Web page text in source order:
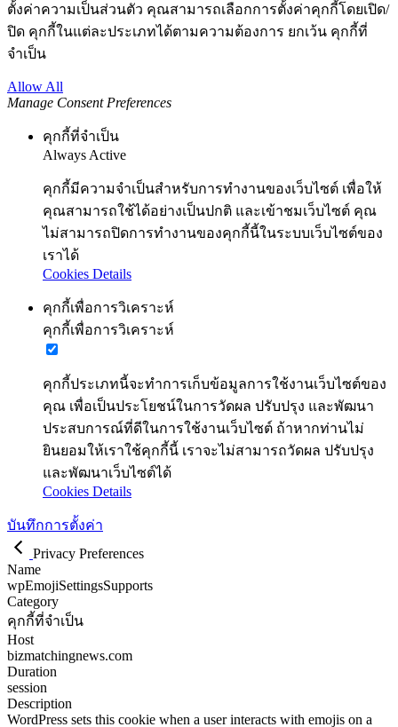
ตั้งค่าความเป็นส่วนตัว คุณสามารถเลือกการตั้งค่าคุกกี้โดยเปิด/
ปิด คุกกี้ในแต่ละประเภทได้ตามความต้องการ ยกเว้น คุกกี้ที่
จำเป็น
Allow All
Manage Consent Preferences
คุกกี้ที่จำเป็น
Always Active
คุกกี้มีความจำเป็นสำหรับการทำงานของเว็บไซต์ เพื่อให้
คุณสามารถใช้ได้อย่างเป็นปกติ และเข้าชมเว็บไซต์ คุณ
ไม่สามารถปิดการทำงานของคุกกี้นี้ในระบบเว็บไซต์ของ
เราได้
Cookies Details
คุกกี้เพื่อการวิเคราะห์
คุกกี้เพื่อการวิเคราะห์
คุกกี้ประเภทนี้จะทำการเก็บข้อมูลการใช้งานเว็บไซต์ของ
คุณ เพื่อเป็นประโยชน์ในการวัดผล ปรับปรุง และพัฒนา
ประสบการณ์ที่ดีในการใช้งานเว็บไซต์ ถ้าหากท่านไม่
ยินยอมให้เราใช้คุกกี้นี้ เราจะไม่สามารถวัดผล ปรับปรุง
และพัฒนาเว็บไซต์ได้
Cookies Details
บันทึกการตั้งค่า
Privacy Preferences
Name
wpEmojiSettingsSupports
Category
คุกกี้ที่จำเป็น
Host
bizmatchingnews.com
Duration
session
Description
WordPress sets this cookie when a user interacts with emojis on a